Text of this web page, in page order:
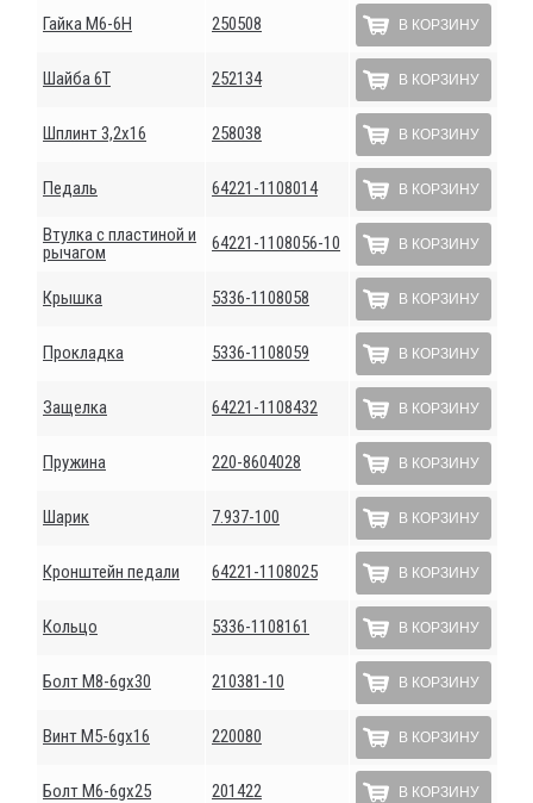
Гайка М6-6Н 250508 В КОРЗИНУ
Шайба 6Т 252134 В КОРЗИНУ
Шплинт 3,2х16 258038 В КОРЗИНУ
Педаль 64221-1108014 В КОРЗИНУ
Втулка с пластиной и
рычагом
64221-1108056-10 В КОРЗИНУ
Крышка 5336-1108058 В КОРЗИНУ
Прокладка 5336-1108059 В КОРЗИНУ
Защелка 64221-1108432 В КОРЗИНУ
Пружина 220-8604028 В КОРЗИНУ
Шарик 7.937-100 В КОРЗИНУ
Кронштейн педали 64221-1108025 В КОРЗИНУ
Кольцо 5336-1108161 В КОРЗИНУ
Болт М8-6gх30 210381-10 В КОРЗИНУ
Винт М5-6gх16 220080 В КОРЗИНУ
Болт М6-6gх25 201422 В КОРЗИНУ